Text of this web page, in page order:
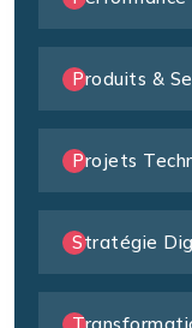
Produits &
Projets
Stratégie